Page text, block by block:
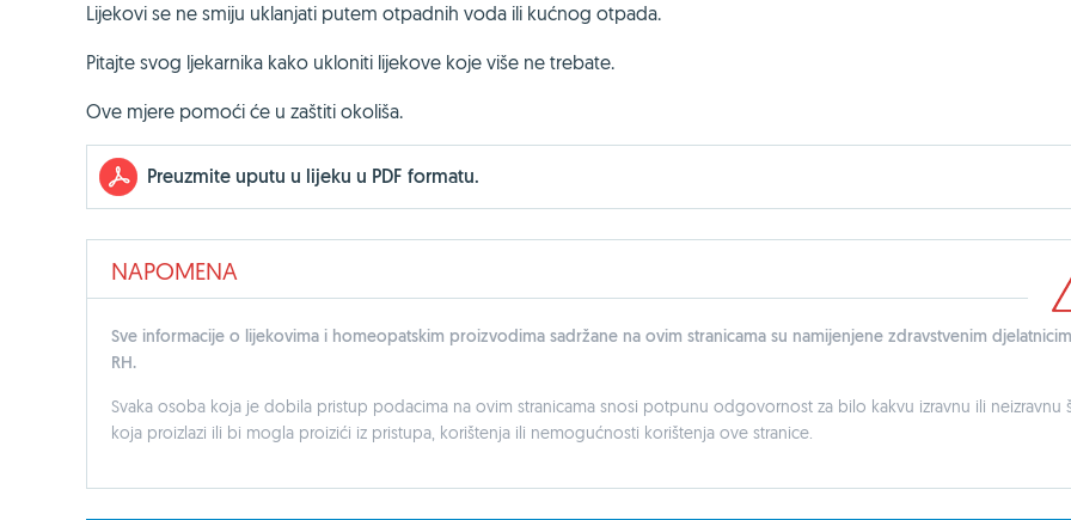
Lijekovi se ne smiju uklanjati putem otpadnih voda ili kućnog otpada.
Pitajte svog ljekarnika kako ukloniti lijekove koje više ne trebate.
Ove mjere pomoći će u zaštiti okoliša.
Preuzmite uputu u lijeku u PDF formatu.
NAPOMENA
Sve informacije o lijekovima i homeopatskim proizvodima sadržane na ovim stranicama su namijenjene zdravstvenim
RH.
Svaka osoba koja je dobila pristup podacima na ovim stranicama snosi potpunu odgovornost za bilo kakvu izravnu ili neizravnu
koja proizlazi ili bi mogla proizići iz pristupa, korištenja ili nemogućnosti korištenja ove stranice.